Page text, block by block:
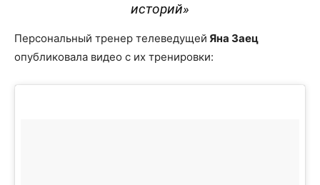
историй»
Персональный тренер телеведущей Яна Заец
опубликовала видео с их тренировки: